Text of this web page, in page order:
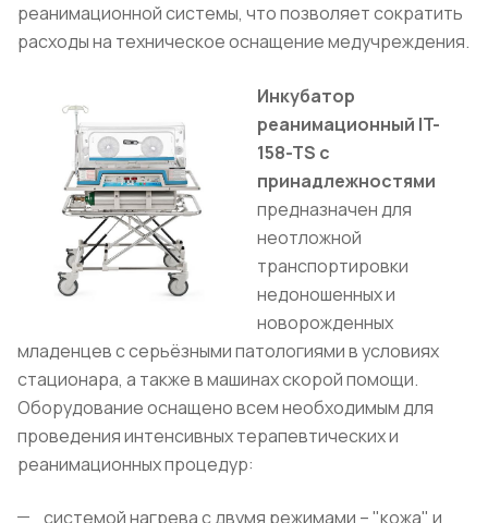
реанимационной системы, что позволяет сократить
расходы на техническое оснащение медучреждения.
Инкубатор
реанимационный IT-
158-TS с
принадлежностями
предназначен для
неотложной
транспортировки
недоношенных и
новорожденных
младенцев с серьёзными патологиями в условиях
стационара, а также в машинах скорой помощи.
Оборудование оснащено всем необходимым для
проведения интенсивных терапевтических и
реанимационных процедур:
системой нагрева с двумя режимами – "кожа" и